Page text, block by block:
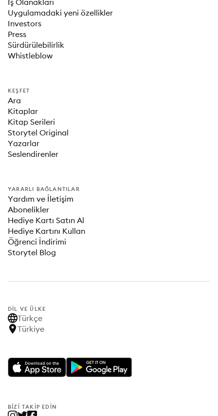
İş Olanakları
Uygulamadaki yeni özellikler
Investors
Press
Sürdürülebilirlik
Whistleblow
KEŞFET
Ara
Kitaplar
Kitap Serileri
Storytel Original
Yazarlar
Seslendirenler
YARARLI BAĞLANTILAR
Yardım ve İletişim
Abonelikler
Hediye Kartı Satın Al
Hediye Kartını Kullan
Öğrenci İndirimi
Storytel Blog
DIL VE ÜLKE
Türkçe
Türkiye
BIZI TAKIP EDIN